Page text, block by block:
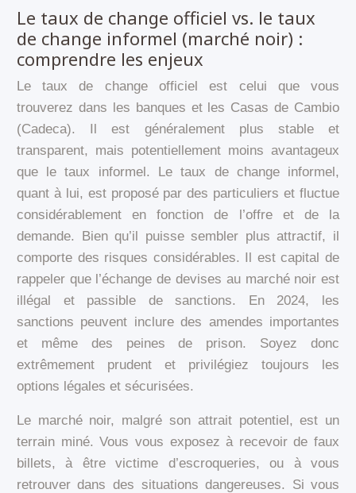
Le taux de change officiel vs. le taux
de change informel (marché noir) :
comprendre les enjeux
Le taux de change officiel est celui que vous
trouverez dans les banques et les Casas de Cambio
(Cadeca). Il est généralement plus stable et
transparent, mais potentiellement moins avantageux
que le taux informel. Le taux de change informel,
quant à lui, est proposé par des particuliers et fluctue
considérablement en fonction de l’offre et de la
demande. Bien qu’il puisse sembler plus attractif, il
comporte des risques considérables. Il est capital de
rappeler que l’échange de devises au marché noir est
illégal et passible de sanctions. En 2024, les
sanctions peuvent inclure des amendes importantes
et même des peines de prison. Soyez donc
extrêmement prudent et privilégiez toujours les
options légales et sécurisées.
Le marché noir, malgré son attrait potentiel, est un
terrain miné. Vous vous exposez à recevoir de faux
billets, à être victime d’escroqueries, ou à vous
retrouver dans des situations dangereuses. Si vous